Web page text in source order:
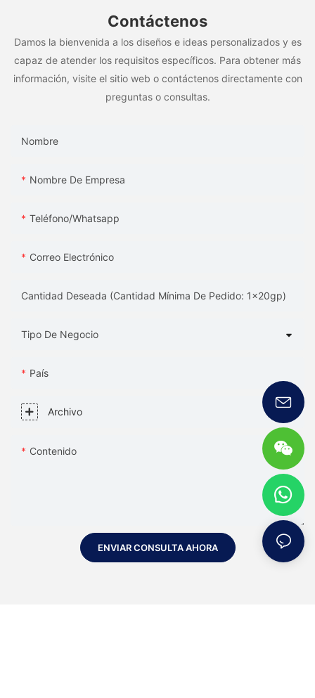
Contáctenos
Damos la bienvenida a los diseños e ideas personalizados y es
capaz de atender los requisitos específicos. Para obtener más
información, visite el sitio web o contáctenos directamente con
preguntas o consultas.
Nombre
Nombre De Empresa
Teléfono/whatsapp
Correo Electrónico
Cantidad Deseada (Cantidad Mínima De Pedido: 1x20gp)
Tipo De Negocio
País
Archivo
Contenido
ENVIAR CONSULTA AHORA